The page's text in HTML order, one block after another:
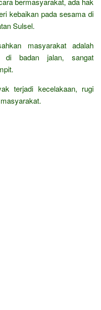
kebaikan pada sesama di
Sulsel.
masyarakat adalah
di badan jalan, sangat
terjadi kecelakaan, rugi